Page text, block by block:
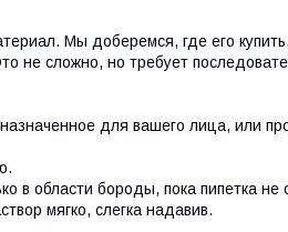
Мы доберемся, где его
не сложно, но требует
для вашего лица, или
в области бороды, пока пипетка не
мягко, слегка надавив.